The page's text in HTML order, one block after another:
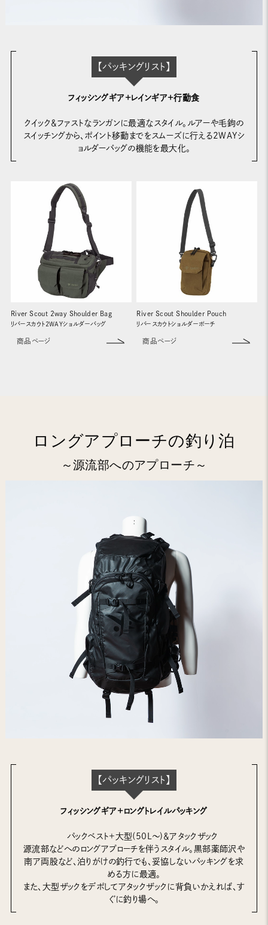
【パッキングリスト】
フィッシングギア+レインギア+行動食
クイック＆ファストなランガンに最適なスタイル。ルアーや毛鉤の
スイッチングから、ポイント移動までをスムーズに行える2WAYシ
ョルダーバッグの機能を最大化。
River Scout 2way Shoulder Bag
リバースカウト2WAYショルダーバッグ
商品ページ
River Scout Shoulder Pouch
リバースカウトショルダーポーチ
商品ページ
ロングアプローチの釣り泊
～源流部へのアプローチ～
【パッキングリスト】
フィッシングギア+ロングトレイルパッキング
パックベスト+大型(50L～)＆アタックザック
源流部などへのロングアプローチを伴うスタイル。黒部薬師沢や
南ア両股など、泊りがけの釣行でも、妥協しないパッキングを求
める方に最適。
また、大型ザックをデポしてアタックザックに背負いかえれば、す
ぐに釣り場へ。